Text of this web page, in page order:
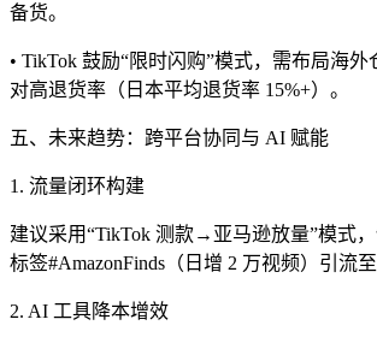
备货。
• TikTok 鼓励“限时闪购”模式，需布局海外
对高退货率（日本平均退货率 15%+）。
五、未来趋势：跨平台协同与 AI 赋能
1. 流量闭环构建
建议采用“TikTok 测款→亚马逊放量”模式
标签#AmazonFinds（日增 2 万视频）引流至
2. AI 工具降本增效